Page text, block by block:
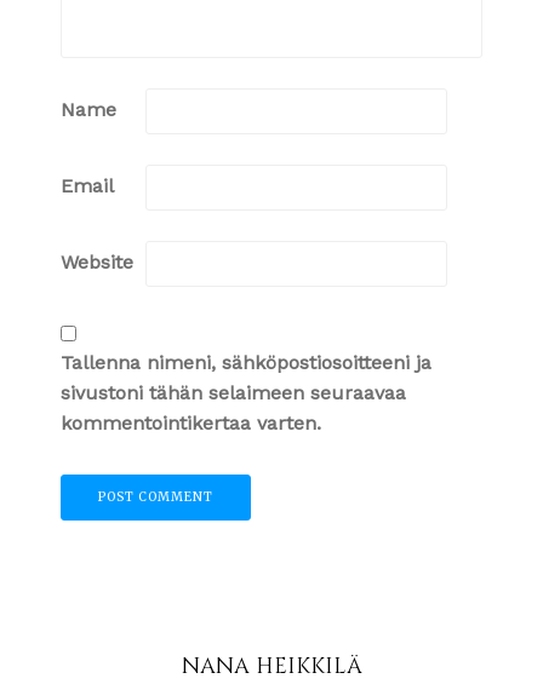
Name
Email
Website
Tallenna nimeni, sähköpostiosoitteeni ja
sivustoni tähän selaimeen seuraavaa
kommentointikertaa varten.
NANA HEIKKILÄ